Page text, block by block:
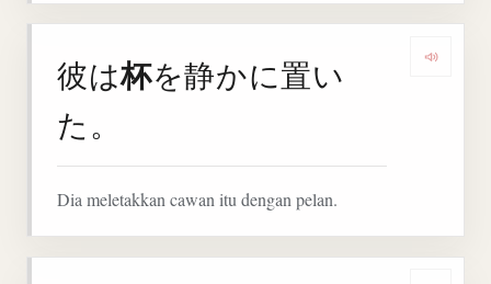
彼は杯を静かに置い
た。
Dia meletakkan cawan itu dengan pelan.